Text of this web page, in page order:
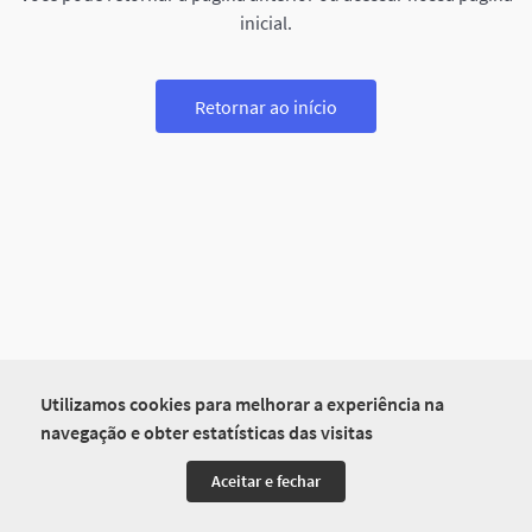
Utilizamos cookies para melhorar a experiência na
navegação e obter estatísticas das visitas
Aceitar e fechar
inicial.
Retornar ao início